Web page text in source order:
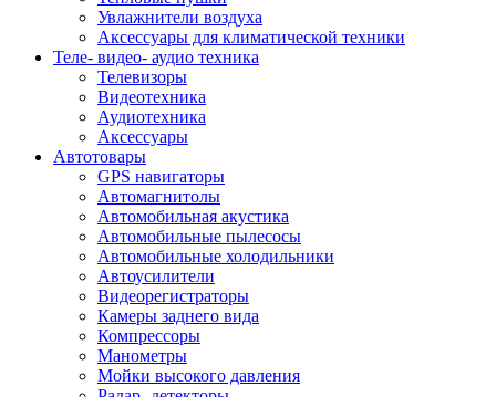
Увлажнители воздуха
Аксессуары для климатической техники
Теле- видео- аудио техника
Телевизоры
Видеотехника
Аудиотехника
Аксессуары
Автотовары
GPS навигаторы
Автомагнитолы
Автомобильная акустика
Автомобильные пылесосы
Автомобильные холодильники
Автоусилители
Видеорегистраторы
Камеры заднего вида
Компрессоры
Манометры
Мойки высокого давления